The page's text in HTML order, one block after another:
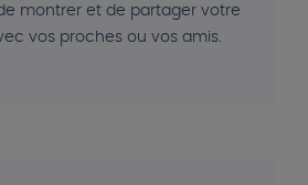
montrer et de partager votre
vos proches ou vos amis.